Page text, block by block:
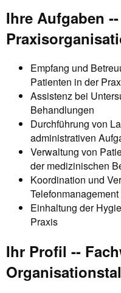
Ihre Aufgaben
Empfang und
Patienten in der
Assistenz bei
Behandlungen
Durchführung von
administrativen
Verwaltung von
der medizinischen
Koordination und
Telefonmanagement
Einhaltung der
Praxis
Ihr Profil --